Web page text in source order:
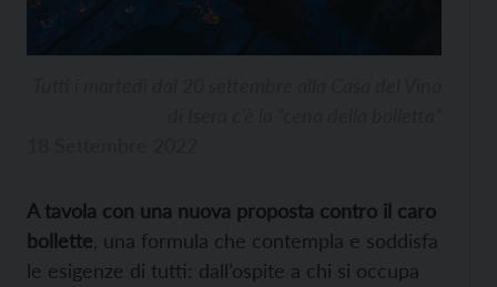
A tavola con una nuova proposta contro il caro
bollette , una formula che contempla e soddisfa
le esigenze di tutti: dall’ospite a chi si occupa